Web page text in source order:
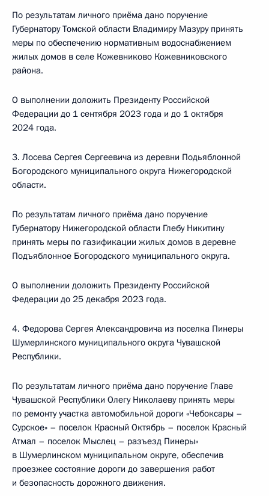
По результатам личного приёма дано поручение
Губернатору Томской области Владимиру Мазуру принять
меры по обеспечению нормативным водоснабжением
жилых домов в селе Кожевниково Кожевниковского
района.
О выполнении доложить Президенту Российской
Федерации до 1 сентября 2023 года и до 1 октября
2024 года.
3. Лосева Сергея Сергеевича из деревни Подьяблонной
Богородского муниципального округа Нижегородской
области.
По результатам личного приёма дано поручение
Губернатору Нижегородской области Глебу Никитину
принять меры по газификации жилых домов в деревне
Подъяблонное Богородского муниципального округа.
О выполнении доложить Президенту Российской
Федерации до 25 декабря 2023 года.
4. Федорова Сергея Александровича из поселка Пинеры
Шумерлинского муниципального округа Чувашской
Республики.
По результатам личного приёма дано поручение Главе
Чувашской Республики Олегу Николаеву принять меры
по ремонту участка автомобильной дороги «Чебоксары –
Сурское» – поселок Красный Октябрь – поселок Красный
Атмал – поселок Мыслец – разъезд Пинеры»
в Шумерлинском муниципальном округе, обеспечив
проезжее состояние дороги до завершения работ
и безопасность дорожного движения.